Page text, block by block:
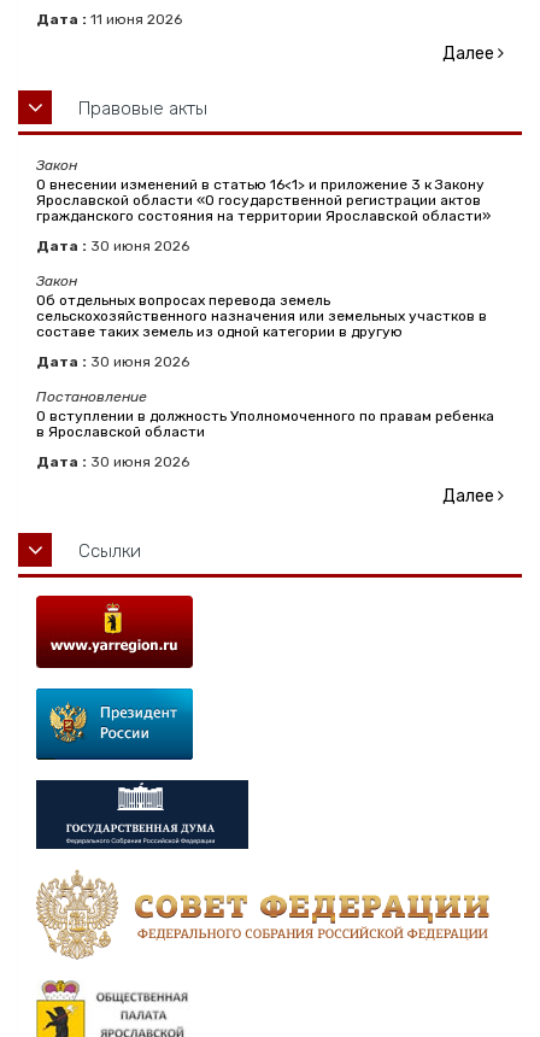
Дата : 11 июня 2026
Далее
Правовые акты
Закон
О внесении изменений в статью 16<1> и приложение 3 к Закону
Ярославской области «О государственной регистрации актов
гражданского состояния на территории Ярославской области»
Дата : 30 июня 2026
Закон
Об отдельных вопросах перевода земель
сельскохозяйственного назначения или земельных участков в
составе таких земель из одной категории в другую
Дата : 30 июня 2026
Постановление
О вступлении в должность Уполномоченного по правам ребенка
в Ярославской области
Дата : 30 июня 2026
Далее
Ссылки